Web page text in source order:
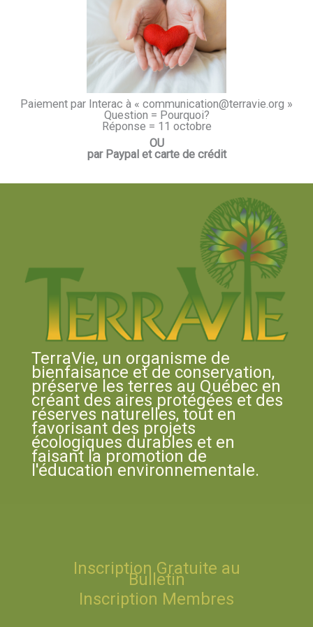
Paiement par Interac à « communication@terravie.org »
Question = Pourquoi?
Réponse = 11 octobre
OU
par Paypal et carte de crédit
TerraVie, un organisme de
bienfaisance et de conservation,
préserve les terres au Québec en
créant des aires protégées et des
réserves naturelles, tout en
favorisant des projets
écologiques durables et en
faisant la promotion de
l'éducation environnementale.
Inscription Gratuite au
Bulletin
Inscription Membres